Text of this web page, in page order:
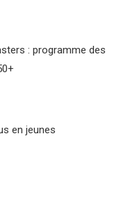
: programme des
en jeunes